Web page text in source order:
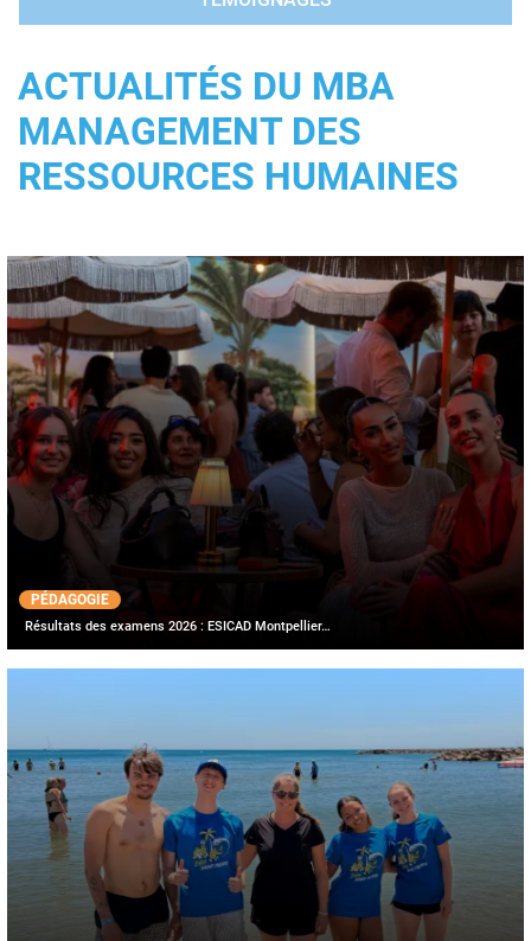
ACTUALITÉS DU MBA
MANAGEMENT DES
RESSOURCES HUMAINES
PÉDAGOGIE
Résultats des examens 2026 : ESICAD Montpellier…